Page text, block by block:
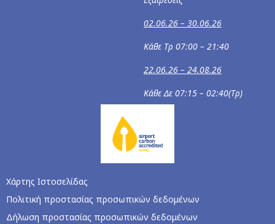
02.06.26 – 30.06.26
Κάθε Τρ 07:00 – 21:40
22.06.26 – 24.08.26
Κάθε Δε 07:15 – 02:40(Τρ)
Χάρτης Ιστοσελίδας
Πολιτική προστασίας προσωπικών δεδομένων
Δήλωση προστασίας προσωπικών δεδομένων